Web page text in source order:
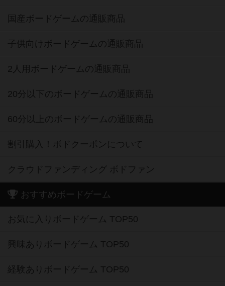
国産ボードゲームの通販商品
子供向けボードゲームの通販商品
2人用ボードゲームの通販商品
20分以下のボードゲームの通販商品
60分以上のボードゲームの通販商品
割引購入！ボドクーポンについて
クラウドファンディング ボドファン
おすすめボードゲーム
お気に入りボードゲーム TOP50
興味ありボードゲーム TOP50
経験ありボードゲーム TOP50